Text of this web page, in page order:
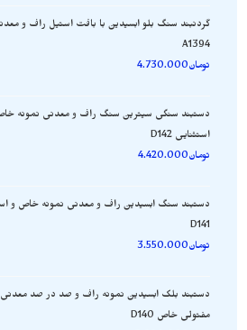
گردنبند سنگ بلو ابسیدین با بافت استیل راف و
A1394
تومان4.730.000
دستبند سنگی سیترین سنگ راف و معدنی نمونه
استثنایی D142
تومان4.420.000
دستبند سنگ ابسیدین راف و معدنی نمونه خاص و
D141
تومان3.550.000
دستبند بلک ابسیدین نمونه راف و صد در صد معدنی
مفتولی خاص D140